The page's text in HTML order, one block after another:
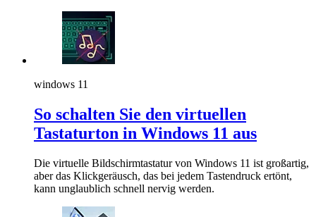
windows 11
So schalten Sie den virtuellen
Tastaturton in Windows 11 aus
Die virtuelle Bildschirmtastatur von Windows 11 ist großartig,
aber das Klickgeräusch, das bei jedem Tastendruck ertönt,
kann unglaublich schnell nervig werden.